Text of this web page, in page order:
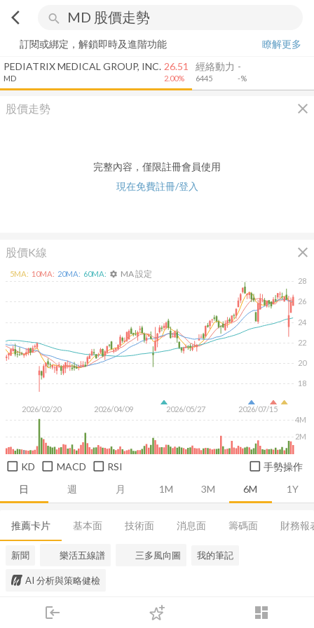
arrow_back_ios search
login dashboard
下單
訂閱或綁定，解鎖即時及進階功能
瞭解更多
PEDIATRIX MEDICAL GROUP, INC.
MD
26.51
2.00%
經絡動力
6445
-
-%
股價走勢 close
完整內容，僅限註冊會員使用
現在免費註冊/登入
股價K線 close
日 週 月 1M 3M 6M 1Y
2026/02/20 2026/04/09 2026/05/27 2026/07/15
18
20
22
24
26
28
2M
4M
5MA: 10MA: 20MA: 60MA: settings MA 設定
KD MACD RSI 手勢操作
推薦卡片 基本面 技術面 消息面 籌碼面 財務報
新聞 樂活五線譜 三多風向圖 我的筆記
AI 分析與策略健檢